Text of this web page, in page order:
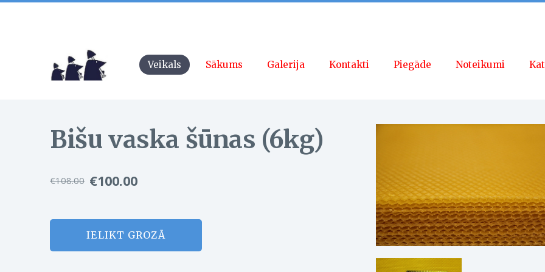
Veikals Sākums Galerija Kontakti Piegāde Noteikumi
Bišu vaska šūnas (6kg)
€108.00 €100.00
IELIKT GROZĀ